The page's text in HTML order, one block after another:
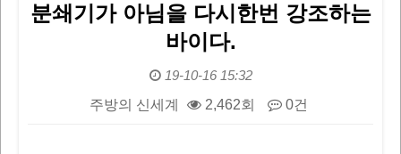
분쇄기가 아님을 다시한번 강조하는
바이다.
19-10-16 15:32
주방의 신세계 2,462회 0건